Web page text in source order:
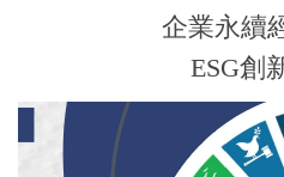
企業永續經
ESG創新經